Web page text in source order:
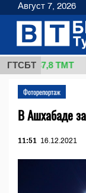
ГТСБТ
37,8 ТМТ
Фоторепортаж
В Ашхабаде
11:51 16.12.2021
Август 7, 2026